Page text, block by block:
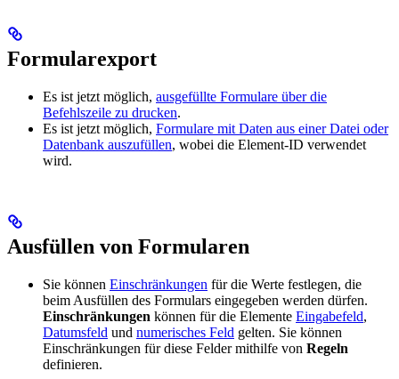
Formularexport
Es ist jetzt möglich, ausgefüllte Formulare über die
Befehlszeile zu drucken.
Es ist jetzt möglich, Formulare mit Daten aus einer Datei oder
Datenbank auszufüllen, wobei die Element-ID verwendet
wird.
Ausfüllen von Formularen
Sie können Einschränkungen für die Werte festlegen, die
beim Ausfüllen des Formulars eingegeben werden dürfen.
Einschränkungen können für die Elemente Eingabefeld,
Datumsfeld und numerisches Feld gelten. Sie können
Einschränkungen für diese Felder mithilfe von Regeln
definieren.